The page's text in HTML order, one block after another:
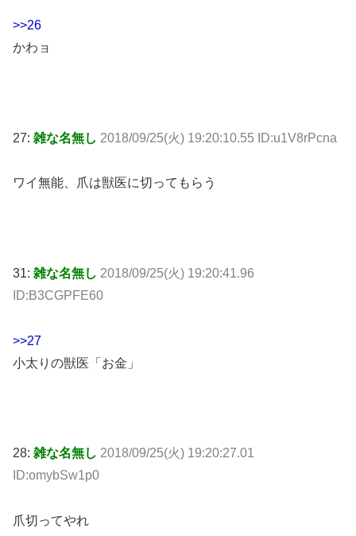
>>26
かわョ
27: 雑な名無し 2018/09/25(火) 19:20:10.55 ID:u1V8rPcna
ワイ無能、爪は獣医に切ってもらう
31: 雑な名無し 2018/09/25(火) 19:20:41.96
ID:B3CGPFE60
>>27
小太りの獣医「お金」
28: 雑な名無し 2018/09/25(火) 19:20:27.01
ID:omybSw1p0
爪切ってやれ